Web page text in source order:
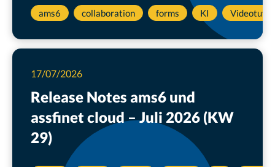
ams6 collaboration forms KI
Release Notes ams6 und
assfinet cloud – Juli 2026 (KW
29)
17/07/2026